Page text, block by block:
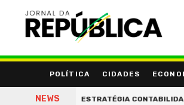
POLÍTICA CIDADES
NEWS
ESTRATÉGIA CONTABILIDADE